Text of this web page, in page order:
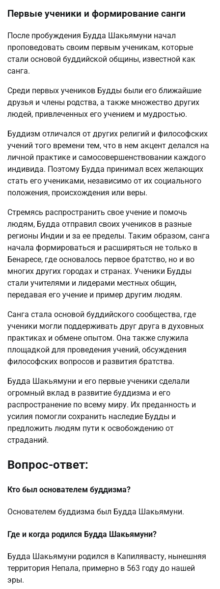
Первые ученики и формирование санги
После пробуждения Будда Шакьямуни начал
проповедовать своим первым ученикам, которые
стали основой буддийской общины, известной как
санга.
Среди первых учеников Будды были его ближайшие
друзья и члены родства, а также множество других
людей, привлеченных его учением и мудростью.
Буддизм отличался от других религий и философских
учений того времени тем, что в нем акцент делался на
личной практике и самосовершенствовании каждого
индивида. Поэтому Будда принимал всех желающих
стать его учениками, независимо от их социального
положения, происхождения или веры.
Стремясь распространить свое учение и помочь
людям, Будда отправил своих учеников в разные
регионы Индии и за ее пределы. Таким образом, санга
начала формироваться и расширяться не только в
Бенаресе, где основалось первое братство, но и во
многих других городах и странах. Ученики Будды
стали учителями и лидерами местных общин,
передавая его учение и пример другим людям.
Санга стала основой буддийского сообщества, где
ученики могли поддерживать друг друга в духовных
практиках и обмене опытом. Она также служила
площадкой для проведения учений, обсуждения
философских вопросов и развития братства.
Будда Шакьямуни и его первые ученики сделали
огромный вклад в развитие буддизма и его
распространение по всему миру. Их преданность и
усилия помогли сохранить наследие Будды и
предложить людям пути к освобождению от
страданий.
Вопрос-ответ:
Кто был основателем буддизма?
Основателем буддизма был Будда Шакьямуни.
Где и когда родился Будда Шакьямуни?
Будда Шакьямуни родился в Капилявасту, нынешняя
территория Непала, примерно в 563 году до нашей
эры.